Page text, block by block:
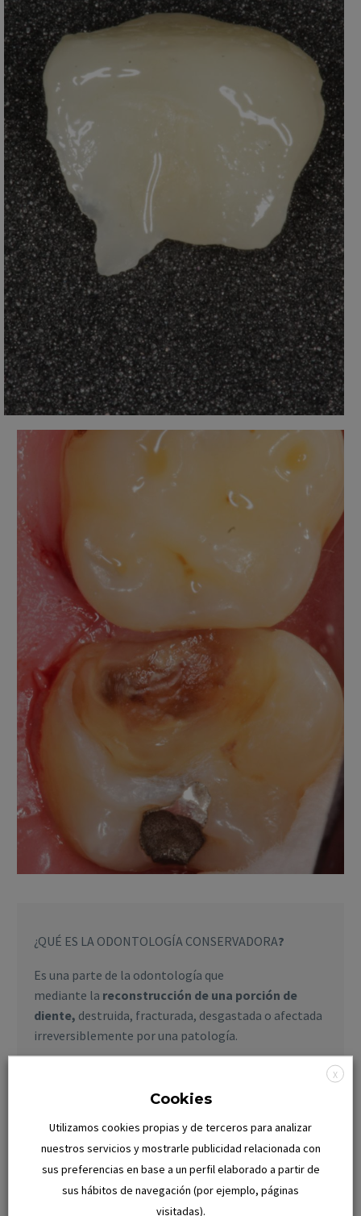
¿QUÉ ES LA ODONTOLOGÍA CONSERVADORA?
Es una parte de la odontología que
mediante la reconstrucción de una porción de
diente, destruida, fracturada, desgastada o afectada
irreversiblemente por una patología.
Detener la progresión de la enfermedad cariosa
y evitar que siga la destrucción del diente hasta
su definitiva pérdida.
Devolverle al diente su forma natural
(anatómica), su función y, si es posible, su
estética, mediante el reemplazamiento de los
X
Cookies
Utilizamos cookies propias y de terceros para analizar
nuestros servicios y mostrarle publicidad relacionada con
sus preferencias en base a un perfil elaborado a partir de
sus hábitos de navegación (por ejemplo, páginas
visitadas).